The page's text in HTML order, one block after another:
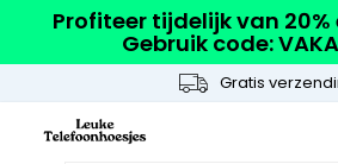
Profiteer tijdelijk van
Gebruik code:
Gratis